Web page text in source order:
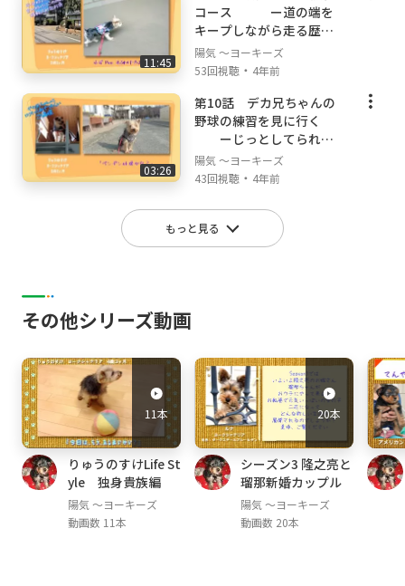
11:45
コース ー道の端を
キープしながら走る歴史
街道ー
陽気 ～ヨーキーズ
53回視聴 ・ 4年前
03:26
第10話 デカ兄ちゃんの
野球の練習を見に行く
ーじっとしてられる
ようになるー
陽気 ～ヨーキーズ
43回視聴 ・ 4年前
もっと見る
その他シリーズ動画
11本
りゅうのすけLife St
yle 独身貴族編
陽気 ～ヨーキーズ
動画数 11本
20本
シーズン3 隆之亮と
瑠那新婚カップル
陽気 ～ヨーキーズ
動画数 20本